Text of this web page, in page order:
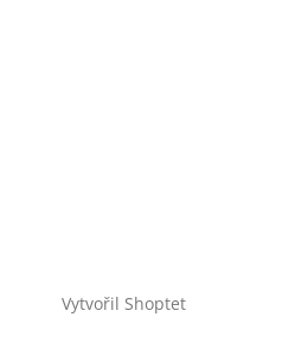
Vytvořil Shoptet